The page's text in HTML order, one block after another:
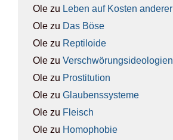
Ole zu Leben auf Kos­ten ande­rer
Ole zu Das Böse
Ole zu Rep­ti­lo­ide
Ole zu Ver­schwö­rungs­ideo­lo­gien
Ole zu Pro­sti­tu­ti­on
Ole zu Glau­bens­sys­te­me
Ole zu Fleisch
Ole zu Homo­pho­bie